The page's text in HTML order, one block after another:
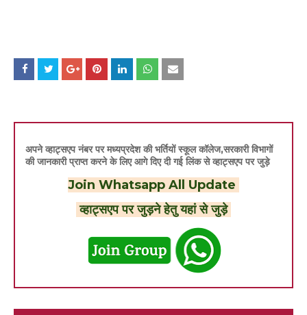
अपने व्हाट्सएप नंबर पर मध्यप्रदेश की भर्तियों स्कूल कॉलेज,सरकारी विभागों
की जानकारी प्राप्त करने के लिए आगे दिए दी गई लिंक से व्हाट्सएप पर जुड़े
Join Whatsapp All Update
व्हाट्सएप पर जुड़ने हेतु यहां से जुड़े